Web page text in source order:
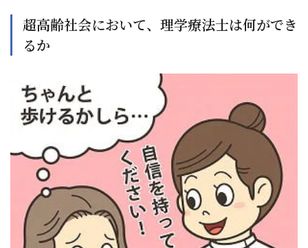
超高齢社会において、理学療法士は何ができ
るか